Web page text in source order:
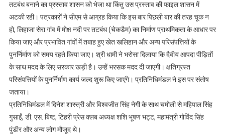
तटबंध बनाने का प्रस्ताव शासन को भेजा था किंतु उस प्रस्ताव की फाइल शासन में
अटकी रही। पत्रकारों ने सीएम से आग्रह किया कि इस बार पिछली बार की तरह चूक न
हो, लिहाजा सेरा गांव में मोक्ष नदी पर तटबंध (चेकडैम) का निर्माण प्राथमिकता के आधार पर
किया जाए और प्रभावित गांवों में तबाह हुए खेत खलिहान और अन्य परिसंपत्तियों के
पुनर्निर्माण को समय रहते किया जाए। श्री धामी ने भरोसा दिलाया कि दैवीय आपदा पीड़ितों
के साथ मदद के लिए सरकार खड़ी है। उन्हें भरसक मदद दी जाएगी। क्षतिग्रस्त
परिसंपत्तियों के पुनर्निर्माण कार्य जल्द शुरू किए जाएंगे। प्रतिनिधिमंडल ने इस पर संतोष
जताया।
प्रतिनिधिमंडल में दिनेश शास्त्री और विश्वजीत सिंह नेगी के साथ चमोली से महिपाल सिंह
गुसाईं, डी. एस. बिष्ट, टिहरी प्रेस क्लब अध्यक्ष शशि भूषण भट्ट, महामंत्री गोविंद सिंह
पुंडीर और अन्य लोग मौजूद थे।